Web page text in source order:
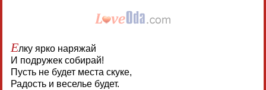
Елку ярко наряжай
И подружек собирай!
Пусть не будет места скуке,
Радость и веселье будет.